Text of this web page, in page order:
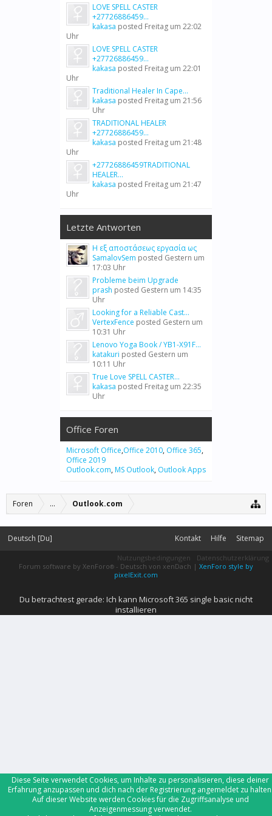
LOVE SPELL CASTER
+27726886459...
kakasa posted Freitag um 22:02
Uhr
LOVE SPELL CASTER
+27726886459...
kakasa posted Freitag um 22:01
Uhr
Traditional Healer In Cape...
kakasa posted Freitag um 21:56
Uhr
TRADITIONAL HEALER
+27726886459...
kakasa posted Freitag um 21:48
Uhr
+27726886459TRADITIONAL
HEALER...
kakasa posted Freitag um 21:47
Uhr
Letzte Antworten
Η εξ αποστάσεως εργασία ως
SamalovSem posted Gestern um
17:03 Uhr
Probleme beim Upgrade
prash posted Gestern um 14:35
Uhr
Looking for a Reliable Cast...
VertexFence posted Gestern um
10:31 Uhr
Lenovo Yoga Book / YB1-X91F...
katakuri posted Gestern um
10:11 Uhr
True Love SPELL CASTER...
kakasa posted Freitag um 22:35
Uhr
Office Foren
Microsoft Office,Office 2010, Office 365,
Office 2019
Outlook.com, MS Outlook, Outlook Apps
Foren ... Outlook.com
Deutsch [Du] Kontakt Hilfe Sitemap
Nutzungsbedingungen
Datenschutzerklärung
Forum software by XenForo® - Deutsch von xenDach | XenForo style by
pixelExit.com
Du betrachtest gerade: Ich kann Microsoft 365 single basic nicht
installieren
Diese Seite verwendet Cookies, um Inhalte zu personalisieren, diese deiner
Erfahrung anzupassen und dich nach der Registrierung angemeldet zu
Auf dieser Website werden Cookies für die Zugriffsanalyse und
Anzeigenmessung verwendet.